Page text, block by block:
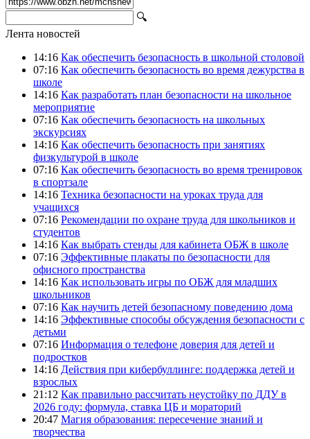
🔍
Лента новостей
14:16 Как обеспечить безопасность в школьной столовой
07:16 Как обеспечить безопасность во время дежурства в
школе
14:16 Как разработать план безопасности на школьное
мероприятие
07:16 Как обеспечить безопасность на школьных
экскурсиях
14:16 Как обеспечить безопасность при занятиях
физкультурой в школе
07:16 Как обеспечить безопасность во время тренировок
в спортзале
14:16 Техника безопасности на уроках труда для
учащихся
07:16 Рекомендации по охране труда для школьников и
студентов
14:16 Как выбрать стенды для кабинета ОБЖ в школе
07:16 Эффективные плакаты по безопасности для
офисного пространства
14:16 Как использовать игры по ОБЖ для младших
школьников
07:16 Как научить детей безопасному поведению дома
14:16 Эффективные способы обсуждения безопасности с
детьми
07:16 Информация о телефоне доверия для детей и
подростков
14:16 Действия при кибербуллинге: поддержка детей и
взрослых
21:12 Как правильно рассчитать неустойку по ДДУ в
2026 году: формула, ставка ЦБ и мораторий
20:47 Магия образования: пересечение знаний и
творчества